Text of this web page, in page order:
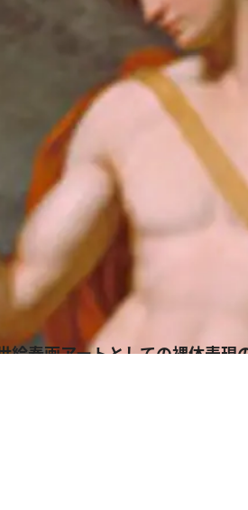
絵春画アートとしての裸体表現